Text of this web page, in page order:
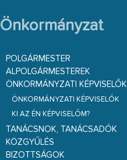
Önkormányzat
POLGÁRMESTER
ALPOLGÁRMESTEREK
ÖNKORMÁNYZATI KÉPVISELŐK
ÖNKORMÁNYZATI KÉPVISELŐK
KI AZ ÉN KÉPVISELŐM?
TANÁCSNOK, TANÁCSADÓK
KÖZGYŰLÉS
BIZOTTSÁGOK